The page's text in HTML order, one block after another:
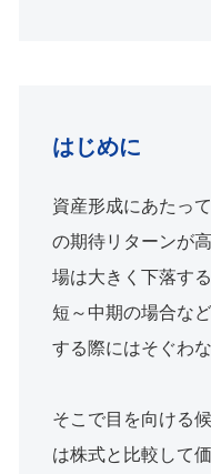
はじめに
資産形成にあたっ
の期待リターンが
場は大きく下落す
短～中期の場合な
する際にはそぐわ
そこで目を向ける
は株式と比較して